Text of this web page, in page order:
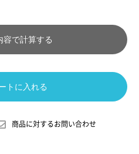
で計算する
トに入れる
商品に対するお問い合わせ